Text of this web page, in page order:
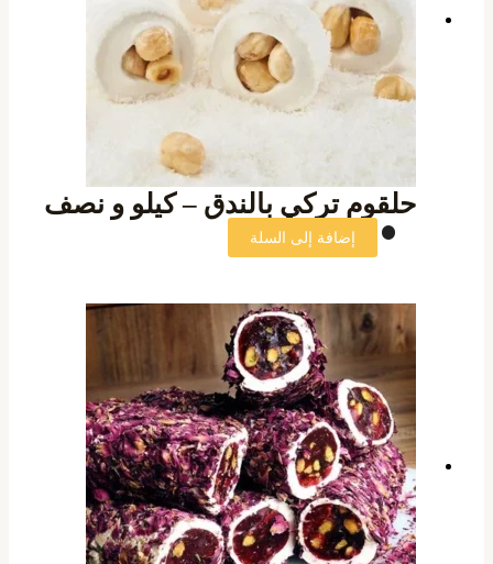
حلقوم تركي بالندق – كيلو و نصف
إضافة إلى السلة